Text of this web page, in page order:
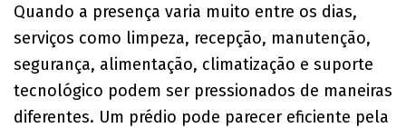
Quando a presença varia muito entre os dias,
serviços como limpeza, recepção, manutenção,
segurança, alimentação, climatização e suporte
tecnológico podem ser pressionados de maneiras
diferentes. Um prédio pode parecer eficiente pela